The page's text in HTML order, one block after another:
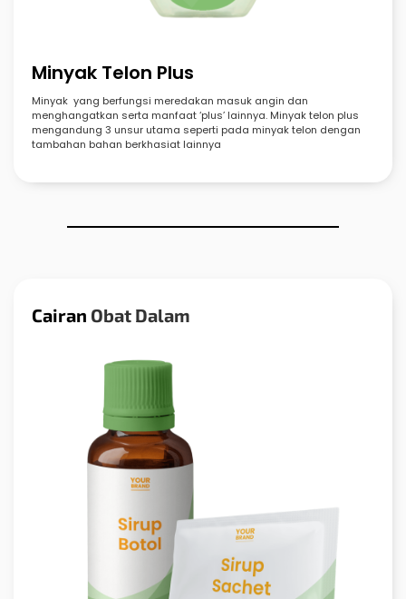
Minyak Telon Plus
Minyak yang berfungsi meredakan masuk angin dan
menghangatkan serta manfaat ‘plus’ lainnya. Minyak telon plus
mengandung 3 unsur utama seperti pada minyak telon dengan
tambahan bahan berkhasiat lainnya
Cairan Obat Dalam